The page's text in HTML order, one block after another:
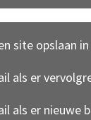
site opslaan
als er
als er nieuwe